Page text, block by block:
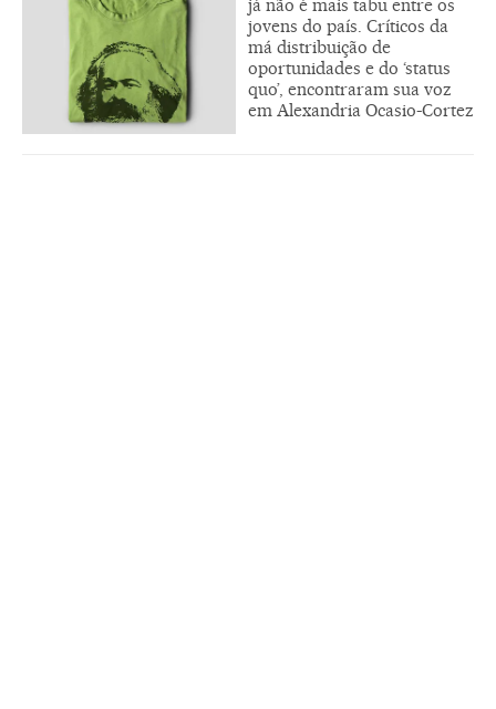
já não é mais tabu entre os
jovens do país. Críticos da
má distribuição de
oportunidades e do ‘status
quo’, encontraram sua voz
em Alexandria Ocasio-Cortez